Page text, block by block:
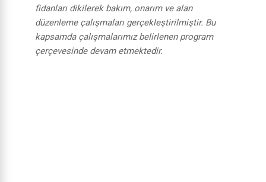
fidanları dikilerek bakım, onarım ve alan
düzenleme çalışmaları gerçekleştirilmiştir. Bu
kapsamda çalışmalarımız belirlenen program
çerçevesinde devam etmektedir.